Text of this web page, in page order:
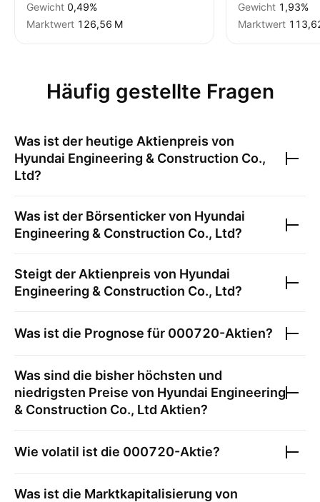
Gewicht 0,49%
Marktwert ‪126,56 M‬
Gewicht 1,93%
Marktwert
Häufig gestellte Fragen
Was ist der heutige Aktienpreis von
Hyundai Engineering & Construction Co.,
Ltd?
Was ist der Börsenticker von Hyundai
Engineering & Construction Co., Ltd?
Steigt der Aktienpreis von Hyundai
Engineering & Construction Co., Ltd?
Was ist die Prognose für 000720-Aktien?
Was sind die bisher höchsten und
niedrigsten Preise von Hyundai Engineering
& Construction Co., Ltd Aktien?
Wie volatil ist die 000720-Aktie?
Was ist die Marktkapitalisierung von